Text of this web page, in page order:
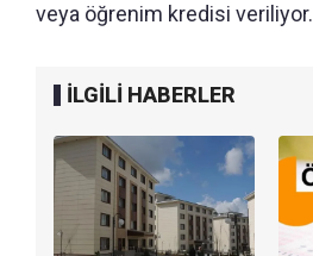
veya öğrenim kredisi veriliyor.
İLGİLİ HABERLER